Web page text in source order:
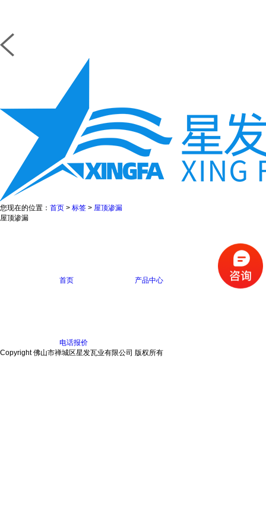
您现在的位置： 首页 > 标签 > 屋顶渗漏
屋顶渗漏
首页 产品中心 在线咨询
电话报价
Copyright 佛山市禅城区星发瓦业有限公司 版权所有